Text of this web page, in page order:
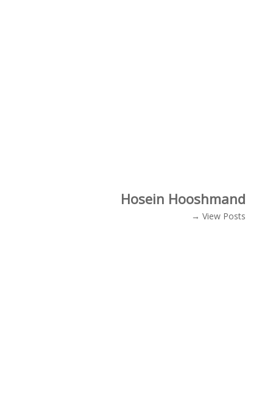
Hosein Hooshmand
View Posts →